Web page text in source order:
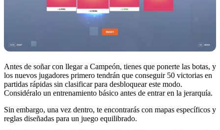
Antes de soñar con llegar a Campeón, tienes que ponerte las botas, y
los nuevos jugadores primero tendrán que conseguir 50 victorias en
partidas rápidas sin clasificar para desbloquear este modo.
Considéralo un entrenamiento básico antes de entrar en la jerarquía.
Sin embargo, una vez dentro, te encontrarás con mapas específicos y
reglas diseñadas para un juego equilibrado.